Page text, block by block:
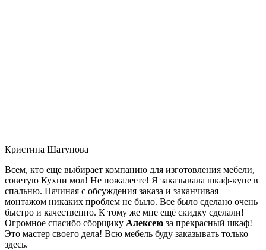
Кристина Шатунова
Всем, кто еще выбирает компанию для изготовления мебели,
советую Кухни мол! Не пожалеете! Я заказывала шкаф-купе в
спальню. Начиная с обсуждения заказа и заканчивая
монтажом никаких проблем не было. Все было сделано очень
быстро и качественно. К тому же мне ещё скидку сделали!
Огромное спасибо сборщику Алексею за прекрасный шкаф!
Это мастер своего дела! Всю мебель буду заказывать только
здесь.